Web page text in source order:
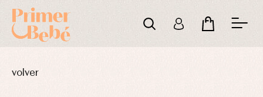
volver